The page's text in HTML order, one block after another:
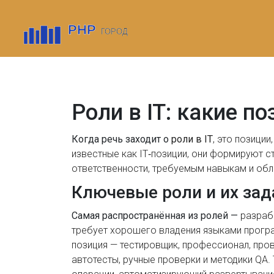
Роли в IT: какие
Когда речь заходит о роли в IT, это
известные как IT‑позиции, они формируют
ответственности, требуемым навыкам и
Ключевые роли и их
Самая распространённая из ролей —
требует хорошего владения языками
позиция — тестировщик, профессионал,
автотесты, ручные проверки и методики